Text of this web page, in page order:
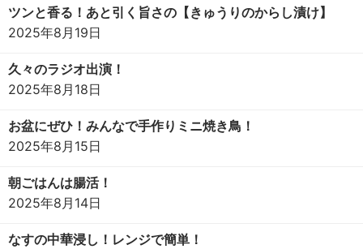
ツンと香る！あと引く旨さの【きゅうりのからし漬け】
2025年8月19日
久々のラジオ出演！
2025年8月18日
お盆にぜひ！みんなで手作りミニ焼き鳥！
2025年8月15日
朝ごはんは腸活！
2025年8月14日
なすの中華浸し！レンジで簡単！